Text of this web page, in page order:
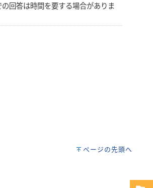
回答は時間を要する場合がありま
ページの先頭へ